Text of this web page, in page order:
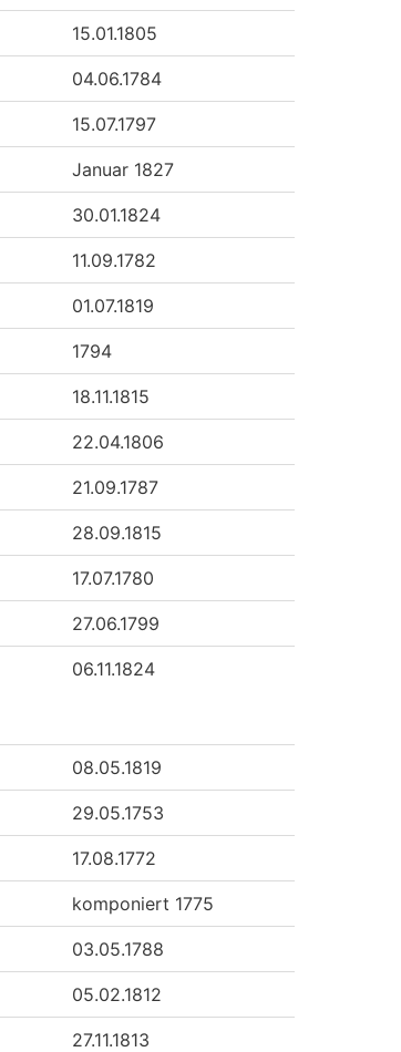
15.01.1805
04.06.1784
15.07.1797
Januar 1827
30.01.1824
11.09.1782
01.07.1819
1794
18.11.1815
22.04.1806
21.09.1787
28.09.1815
17.07.1780
27.06.1799
06.11.1824
08.05.1819
29.05.1753
17.08.1772
komponiert 1775
03.05.1788
05.02.1812
27.11.1813